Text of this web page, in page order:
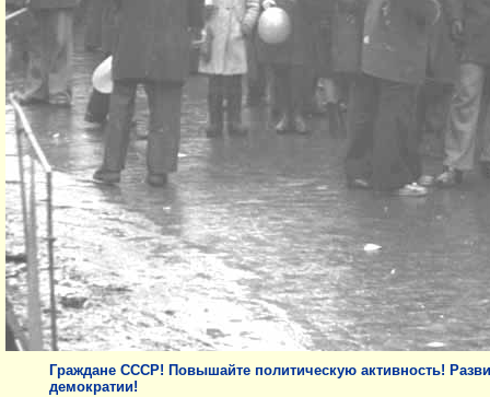
Граждане СССР! Повышайте политическую активность!
демократии!